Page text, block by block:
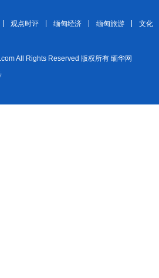
观点时评 缅甸经济 缅甸旅游 文化
All Rights Reserved 版权所有 缅华网